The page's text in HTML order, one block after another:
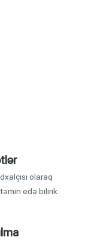
olaraq
edə bilirik.